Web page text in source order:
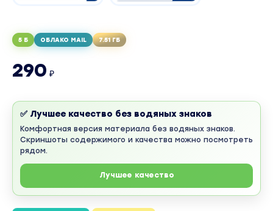
5 Б ОБЛАКО MAIL 7.51 ГБ
290 ₽
✅ Лучшее качество без водяных знаков
Комфортная версия материала без водяных знаков.
Скриншоты содержимого и качества можно посмотреть
рядом.
Лучшее качество